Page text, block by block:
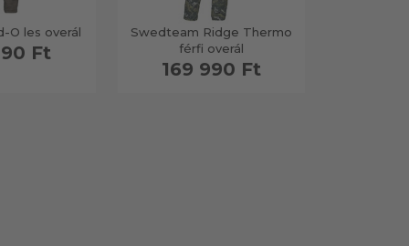
O les overál
Ft
Swedteam Ridge Thermo
férfi overál
169 990 Ft